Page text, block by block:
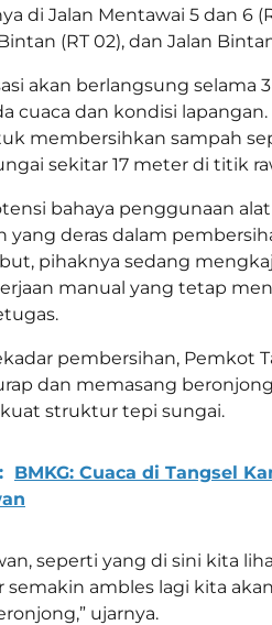
di Jalan Mentawai 5 dan 6
(RT 02), dan Jalan
akan berlangsung selama
cuaca dan kondisi
membersihkan sampah
sekitar 17 meter di titik
bahaya penggunaan
yang deras dalam
pihaknya sedang
manual yang tetap
pembersihan, Pemkot
dan memasang
struktur tepi sungai.
BMKG: Cuaca di Tangsel
seperti yang di sini kita
semakin ambles lagi kita
ujarnya.